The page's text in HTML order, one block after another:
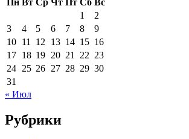
1
2
3
4 5 6 7 8
9
10 11 12 13 14 15 16
17 18 19 20 21 22 23
24 25 26 27 28 29 30
31
« Июл
Рубрики